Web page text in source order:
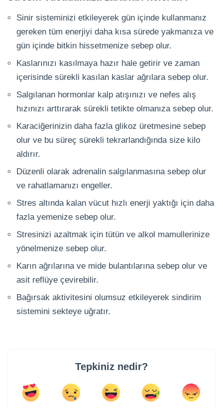
Sinir sisteminizi etkileyerek gün içinde kullanmanız
gereken tüm enerjiyi daha kısa sürede yakmanıza ve
gün içinde bitkin hissetmenize sebep olur.
Kaslarınızı kasılmaya hazır hale getirir ve zaman
içerisinde sürekli kasılan kaslar ağrılara sebep olur.
Salgılanan hormonlar kalp atışınızı ve nefes alış
hızınızı arttırarak sürekli tetikte olmanıza sebep olur.
Karaciğerinizin daha fazla glikoz üretmesine sebep
olur ve bu süreç sürekli tekrarlandığında size kilo
aldırır.
Düzenli olarak adrenalin salgılanmasına sebep olur
ve rahatlamanızı engeller.
Stres altında kalan vücut hızlı enerji yaktığı için daha
fazla yemenize sebep olur.
Stresinizi azaltmak için tütün ve alkol mamullerinize
yönelmenize sebep olur.
Karın ağrılarına ve mide bulantılarına sebep olur ve
asit reflüye çevirebilir.
Bağırsak aktivitesini olumsuz etkileyerek sindirim
sistemini sekteye uğratır.
Tepkiniz nedir?